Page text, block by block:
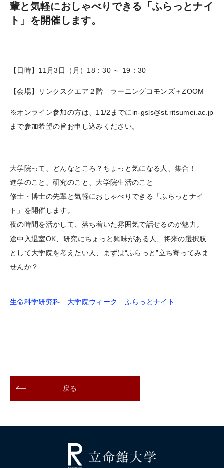
輩と気軽におしゃべりできる「ふらっとナイ
ト」を開催します。
【日時】 11月3日（月）18：30 ～ 19：30
【会場】 リンクスクエア２階 ラーニングコモンズ＋ZOOM
※オンライン参加の方は、11/2までにin-gsls@st.ritsumei.ac.jp
まで参加希望の旨お申し込みください。
大学院って、どんなところ？ちょっと気になる人、集合！
進学のこと、研究のこと、大学院生活のこと——
修士・博士の先輩と気軽におしゃべりできる「ふらっとナイ
ト」を開催します。
夜の時間を活かして、落ち着いた雰囲気で話せるのが魅力。
途中入退室OK、研究にちょっと興味がある人、将来の選択肢
として大学院を考えたい人、まずは“ふらっと”立ち寄ってみま
せんか？
生命科学研究科 大学院ウィーク ふらっとナイト
戻る